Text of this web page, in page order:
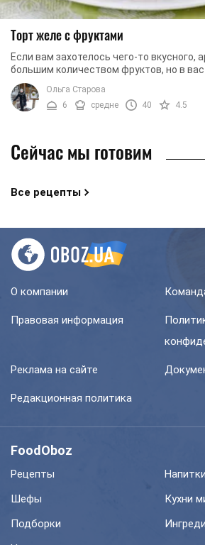
Торт желе с фруктами
Если вам захотелось чего-то вкусного,
большим количеством фруктов, но в
возиться с тестом, чтобы приготовить ...
Ольга Старова
6
средне 40 4.5
Сейчас мы готовим
Все рецепты
О компании
Правовая информация
Реклама на сайте
Редакционная политика
FoodOboz
Рецепты
Напитки
Шефы
Кухни
Подборки